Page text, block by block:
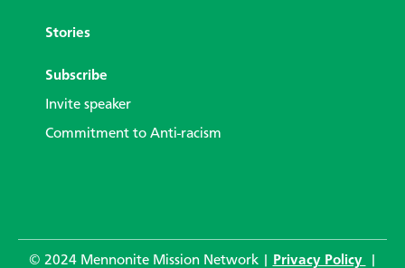
Stories
Subscribe
Invite speaker
Commitment to Anti-racism
© 2024 Mennonite Mission Network | Privacy Policy